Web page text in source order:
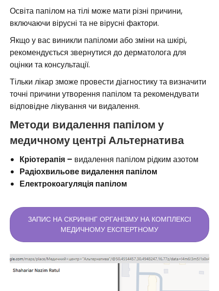
Освіта папілом на тілі може мати різні причини,
включаючи вірусні та не вірусні фактори.
Якщо у вас виникли папіломи або зміни на шкірі,
рекомендується звернутися до дерматолога для
оцінки та консультації.
Тільки лікар зможе провести діагностику та визначити
точні причини утворення папілом та рекомендувати
відповідне лікування чи видалення.
Методи видалення папілом у
медичному центрі Альтернатива
Кріотерапія – видалення папілом рідким азотом
Радіохвильове видалення папілом
Електрокоагуляція папілом
ЗАПИС НА СКРИНІНГ ОРГАНІЗМУ НА КОМПЛЕКСІ
МЕДИЧНОМУ ЕКСПЕРТНОМУ